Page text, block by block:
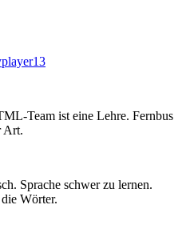
Team ist eine Lehre. Fernbus
Art.
Sprache schwer zu lernen.
Wörter.